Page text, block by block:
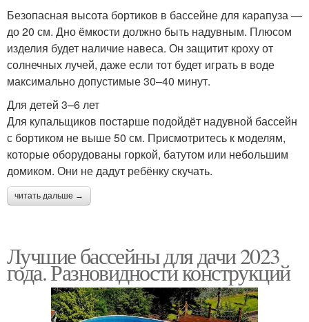
Безопасная высота бортиков в бассейне для карапуза —
до 20 см. Дно ёмкости должно быть надувным. Плюсом
изделия будет наличие навеса. Он защитит кроху от
солнечных лучей, даже если тот будет играть в воде
максимально допустимые 30–40 минут.
Для детей 3–6 лет
Для купальщиков постарше подойдёт надувной бассейн
с бортиком не выше 50 см. Присмотритесь к моделям,
которые оборудованы горкой, батутом или небольшим
домиком. Они не дадут ребёнку скучать.
читать дальше →
Лучшие бассейны для дачи 2023
года. Разновидности конструкций